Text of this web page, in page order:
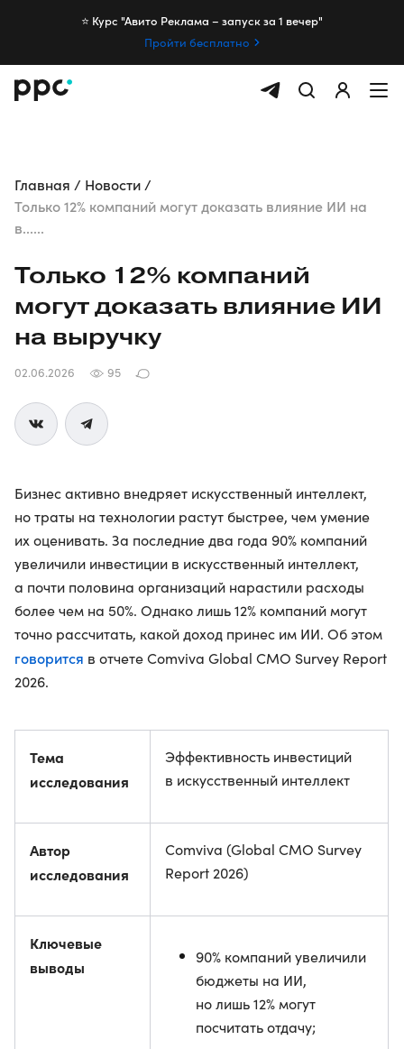
⭐️ Курс "Авито Реклама – запуск за 1 вечер"
Пройти бесплатно
Главная
Новости
Только 12% компаний могут доказать влияние ИИ на
в......
Только 12% компаний
могут доказать влияние ИИ
на выручку
02.06.2026 95
Бизнес активно внедряет искусственный интеллект,
но траты на технологии растут быстрее, чем умение
их оценивать. За последние два года 90% компаний
увеличили инвестиции в искусственный интеллект,
а почти половина организаций нарастили расходы
более чем на 50%. Однако лишь 12% компаний могут
точно рассчитать, какой доход принес им ИИ. Об этом
говорится в отчете Comviva Global CMO Survey Report
2026.
Тема
исследования
Эффективность инвестиций
в искусственный интеллект
Автор
исследования
Comviva (Global CMO Survey
Report 2026)
Ключевые
выводы
90% компаний увеличили
бюджеты на ИИ,
но лишь 12% могут
посчитать отдачу;